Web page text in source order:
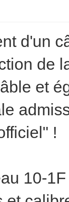
d'un
de
et
!
10-